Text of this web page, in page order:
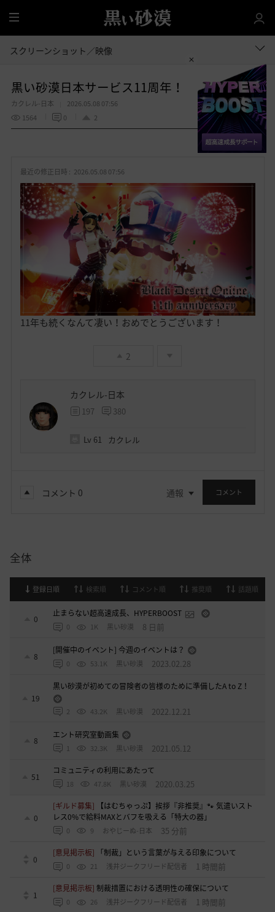
全
体
スクリーンショット／映像
黒い砂漠日本サービス11周年！
カクレル-日本
2026.05.08 07:56
1564
0 2
お
入
り
共有する
最近の修正日時 : 2026.05.08 07:56
11年も続くなんて凄い！おめでとうございます！
2
カクレル-日本
197 380
Lv 61 カクレル
コメント 0 通報 コメント
全体
登録日順 検索順 コメント順 推奨順 話題順
0
止まらない超高速成長、HYPERBOOST
0 1K 黒い砂漠 8 日前
8
[開催中のイベント] 今週のイベントは？
0 53.1K 黒い砂漠 2023.02.28
19
黒い砂漠が初めての冒険者の皆様のために準備したA to Z！
2 43.2K 黒い砂漠 2022.12.21
8
エント研究室動画集
1 32.3K 黒い砂漠 2021.05.12
51
コミュニティの利用にあたって
18 47.8K 黒い砂漠 2020.03.25
0
[ギルド募集]
【はむちゃっぷ】挨拶『非推奨』🐾 気遣いスト
レス0%で給料MAXとバフを吸える「特大の器」
0 9 おやじーぬ-日本 35 分前
0
[意見掲示板] 「制裁」という言葉が与える印象について
0 21 浅井ジークフリード配信者 1 時間前
1
[意見掲示板]制裁措置における透明性の確保について
0 26 浅井ジークフリード配信者 1 時間前